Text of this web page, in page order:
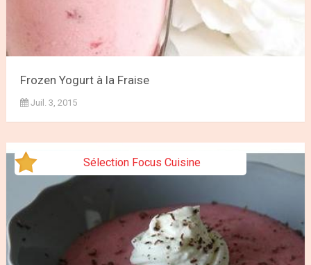
Frozen Yogurt à la Fraise
Juil. 3, 2015
Sélection Focus Cuisine